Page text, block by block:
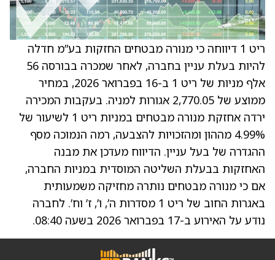
ריט 1 דיווחה כי מנורה מבטחים החזקות בע”מ חדלה
להיות בעלת עניין בחברה, לאחר שמכרה בבורסה 56
אלף מניות של ריט 1 ב-16 בפברואר 2026, במחיר
ממוצע של 2,770.05 אגורות למניה. בעקבות המכירה
ירדה אחזקת מנורה מבטחים במניות ריט 1 לשיעור של
4.99% מההון ומהזכויות להצבעה, רמה הנמוכה מסף
ההגדרה של בעל עניין. הדיווח מעדכן את מבנה
האחזקות בבעלת השליטה המוסדית במניות החברה,
אם כי מנורה מבטחים נותרה מחזיקה משמעותית
באגרות החוב של ריט 1 מסדרות ה’, ו’, ז’ וח’. לחברה
נודע על האירוע ב-17 בפברואר 2026 בשעה 08:40.